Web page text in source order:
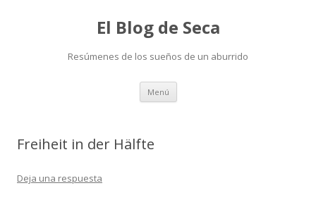
El Blog de Seca
Resúmenes de los sueños de un aburrido
Menú Ir
contenido
Freiheit in der Hälfte
Deja una respuesta